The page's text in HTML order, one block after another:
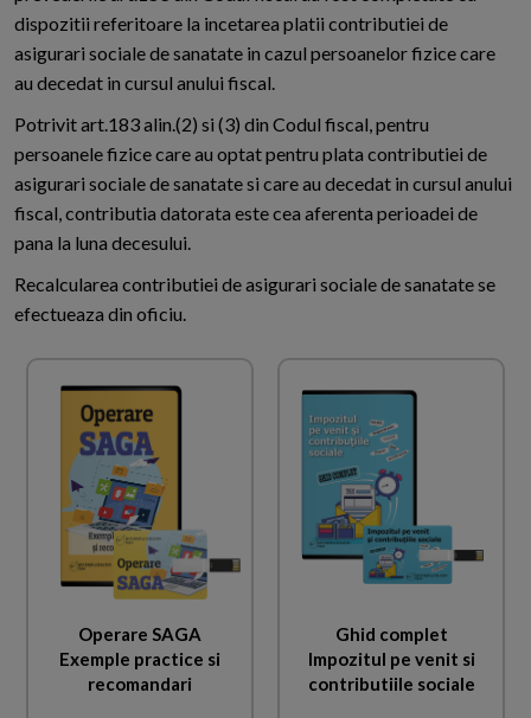
dispozitii referitoare la incetarea platii contributiei de
asigurari sociale de sanatate in cazul persoanelor fizice care
au decedat in cursul anului fiscal.
Potrivit art.183 alin.(2) si (3) din Codul fiscal, pentru
persoanele fizice care au optat pentru plata contributiei de
asigurari sociale de sanatate si care au decedat in cursul anului
fiscal, contributia datorata este cea aferenta perioadei de
pana la luna decesului.
Recalcularea contributiei de asigurari sociale de sanatate se
efectueaza din oficiu.
Operare SAGA
Exemple practice si
recomandari
Ghid complet
Impozitul pe venit si
contributiile sociale